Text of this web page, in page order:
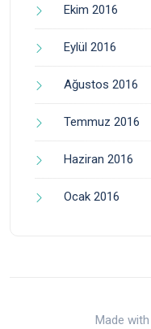
Ekim 2016
Eylül 2016
Ağustos 2016
Temmuz 2016
Haziran 2016
Ocak 2016
Made with